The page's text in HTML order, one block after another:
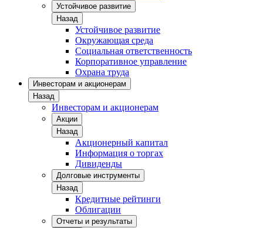
Устойчивое развитие
Назад
Устойчивое развитие
Окружающая среда
Социальная ответственность
Корпоративное управление
Охрана труда
Инвесторам и акционерам
Назад
Инвесторам и акционерам
Акции
Назад
Акционерный капитал
Информация о торгах
Дивиденды
Долговые инструменты
Назад
Кредитные рейтинги
Облигации
Отчеты и результаты